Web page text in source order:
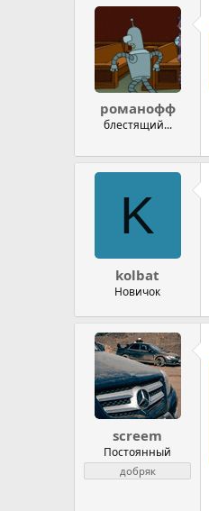
романофф
блестящий...
K
kolbat
Новичок
screem
Постоянный
добряк